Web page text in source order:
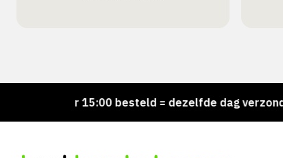
Voor 15:00 besteld = dezelfde dag verzonden